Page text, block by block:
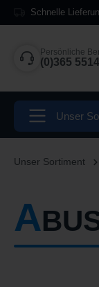
Zur
Schnelle
Persönliche
(0)365
Unser
Unser Sortiment
A